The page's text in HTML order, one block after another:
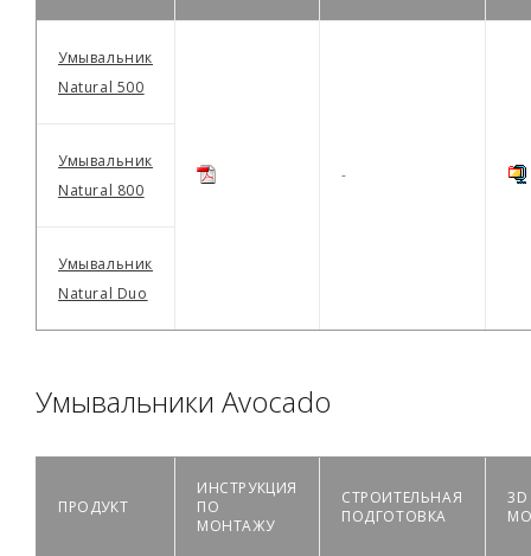
Умывальник
Natural 500
-
Умывальник
Natural 800
Умывальник
Natural Duo
Умывальники Avocado
ПРОДУКТ
ИНСТРУКЦИЯ
ПО
МОНТАЖУ
СТРОИТЕЛЬНАЯ
ПОДГОТОВКА
3D